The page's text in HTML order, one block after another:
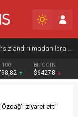
Netanyahu: “Hamas tamamen silahsızlandırılmadan İsrail Gazze’den çekilmeyecek”
100 BITCOIN
$64278
ziyaret etti